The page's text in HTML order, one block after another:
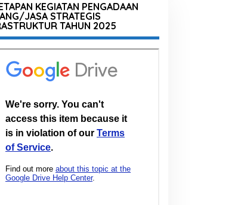
KEGIATAN PENGADAAN
JASA STRATEGIS
TAHUN 2025